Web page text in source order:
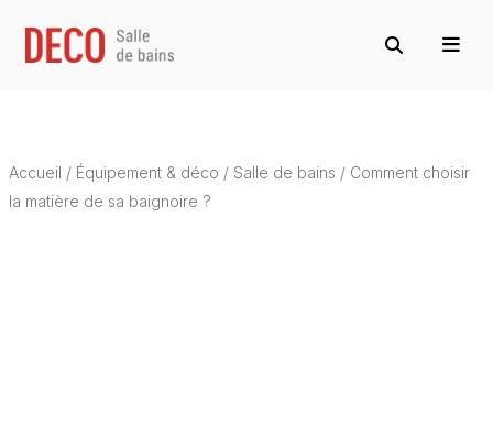
Accueil / Équipement & déco / Salle de bains / Comment choisir
la matière de sa baignoire ?